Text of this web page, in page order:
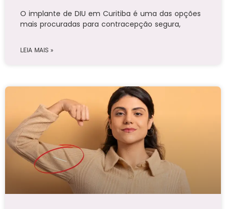
O implante de DIU em Curitiba é uma das opções
mais procuradas para contracepção segura,
LEIA MAIS »